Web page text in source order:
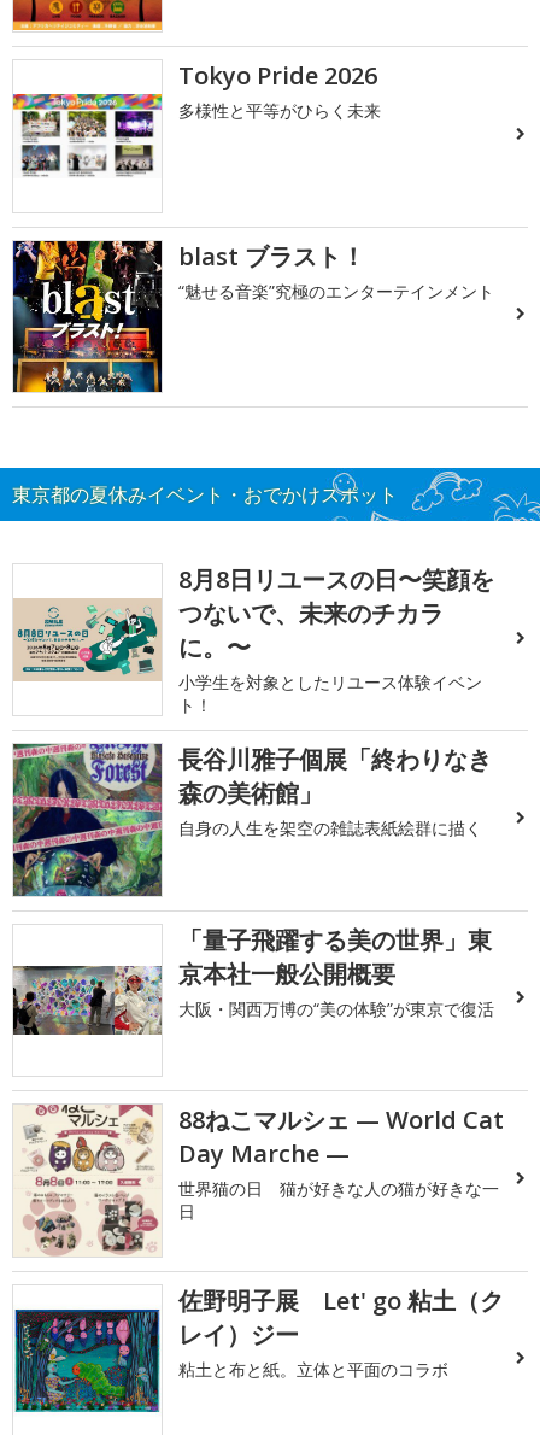
Tokyo Pride 2026
多様性と平等がひらく未来
blast ブラスト！
“魅せる音楽”究極のエンターテインメント
東京都の夏休みイベント・おでかけスポット
8月8日リユースの日〜笑顔を
つないで、未来のチカラ
に。〜
小学生を対象としたリユース体験イベン
ト！
長谷川雅子個展「終わりなき
森の美術館」
自身の人生を架空の雑誌表紙絵群に描く
「量子飛躍する美の世界」東
京本社一般公開概要
大阪・関西万博の“美の体験”が東京で復活
88ねこマルシェ — World Cat
Day Marche —
世界猫の日 猫が好きな人の猫が好きな一
日
佐野明子展 Let' go 粘土（ク
レイ）ジー
粘土と布と紙。立体と平面のコラボ